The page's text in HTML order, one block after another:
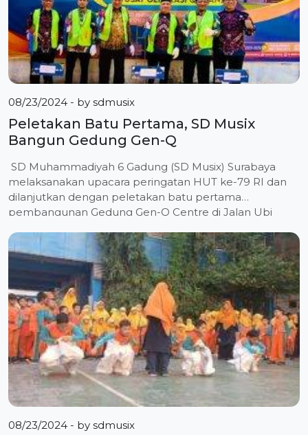
08/23/2024 - by sdmusix
Peletakan Batu Pertama, SD Musix
Bangun Gedung Gen-Q
SD Muhammadiyah 6 Gadung (SD Musix) Surabaya
melaksanakan upacara peringatan HUT ke-79 RI dan
dilanjutkan dengan peletakan batu pertama
pembangunan Gedung Gen-Q Centre di Jalan Ubi
pertama Gen-Q Centre ini dihadiri oleh Wakil Ketua
Pimpinan Wilayah Muhammadiyah (PWM) Dr. Sholihin
Fanani, Wakil Ketua PDM Surabaya Bidang Pendidikan
Dasar Menengah-Pendidikan Nonformal, […]
08/23/2024 - by sdmusix